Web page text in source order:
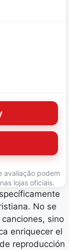
avaliação podem
lojas oficiais.
No se
sino
enriquecer el
reproducción